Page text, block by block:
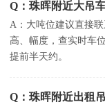
Q：珠晖附近大吊
A：大吨位建议直接
高、幅度，查实时车
提前半天约。
Q：珠晖附近出租